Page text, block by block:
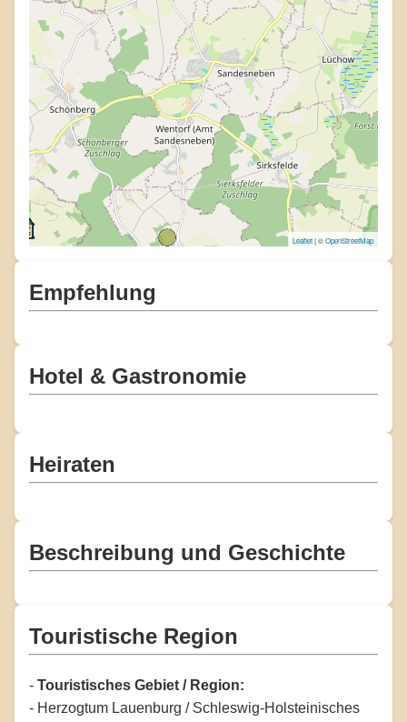
Leaflet| ©OpenStreetMap
Empfehlung
Hotel & Gastronomie
Heiraten
Beschreibung und Geschichte
Touristische Region
- Touristisches Gebiet / Region:
- Herzogtum Lauenburg / Schleswig-Holsteinisches